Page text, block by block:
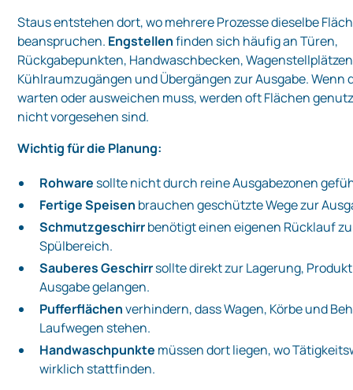
Staus entstehen dort, wo mehrere Prozesse dieselbe
beanspruchen. Engstellenfinden sich häufig an Türen,
Rückgabepunkten, Handwaschbecken,
Kühlraumzugängen und Übergängen zur Ausgabe. Wenn
warten oder ausweichen muss, werden oft Flächen
nicht vorgesehen sind.
Wichtig für die Planung:
Rohware sollte nicht durch reine Ausgabezonen
Fertige Speisen brauchen geschützte Wege zur
Schmutzgeschirrbenötigt einen eigenen Rücklauf
Spülbereich.
Sauberes Geschirrsollte direkt zur Lagerung,
Ausgabe gelangen.
Pufferflächenverhindern, dass Wagen, Körbe und
Laufwegen stehen.
Handwaschpunkte müssen dort liegen, wo
wirklich stattfinden.